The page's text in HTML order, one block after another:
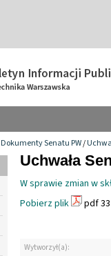
Dokumenty Senatu PW/
Uchwała
W sprawie zmian w
Pobierz plik
pdf
Wytworzył(a):